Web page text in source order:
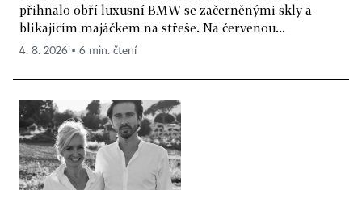
přihnalo obří luxusní BMW se začerněnými skly a
blikajícím majáčkem na střeše. Na červenou...
4. 8. 2026 ▪ 6 min. čtení